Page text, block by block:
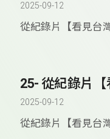
2025-09-12
從紀錄片【看見台
我們只有更謙卑、
候我們無知地破壞
境科學教育已經是
2025-09-12
從紀錄片【看見台